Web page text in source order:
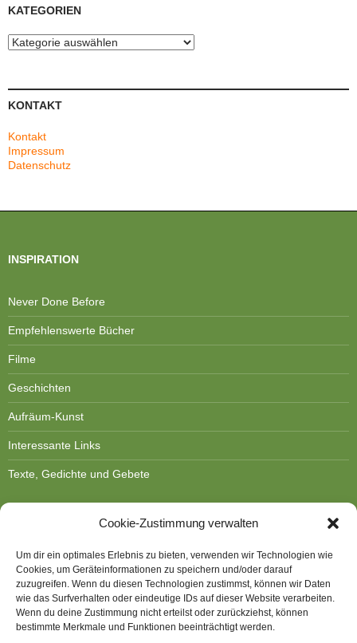
Cookie-Zustimmung verwalten
Um dir ein optimales Erlebnis zu bieten, verwenden wir Technologien wie
Cookies, um Geräteinformationen zu speichern und/oder darauf
zuzugreifen. Wenn du diesen Technologien zustimmst, können wir Daten
wie das Surfverhalten oder eindeutige IDs auf dieser Website verarbeiten.
Wenn du deine Zustimmung nicht erteilst oder zurückziehst, können
bestimmte Merkmale und Funktionen beeinträchtigt werden.
KATEGORIEN
Kategorien
KONTAKT
Kontakt
Impressum
Datenschutz
INSPIRATION
Never Done Before
Empfehlenswerte Bücher
Filme
Geschichten
Aufräum-Kunst
Interessante Links
Texte, Gedichte und Gebete
DOROTHEE BORNATH
Kontakt